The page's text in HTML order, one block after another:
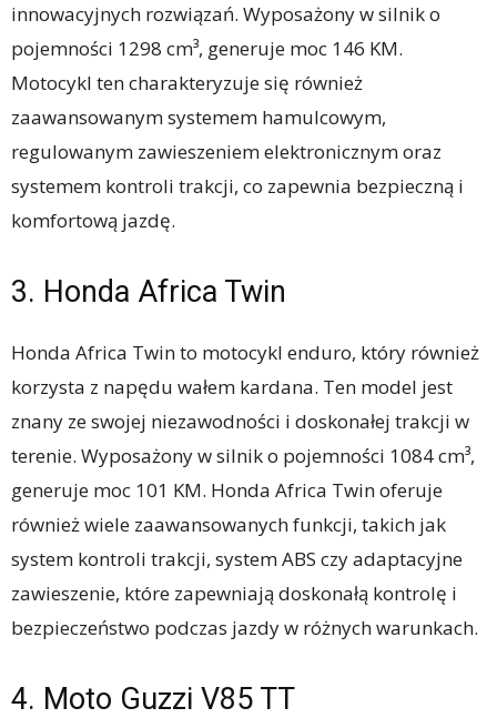
innowacyjnych rozwiązań. Wyposażony w silnik o
pojemności 1298 cm³, generuje moc 146 KM.
Motocykl ten charakteryzuje się również
zaawansowanym systemem hamulcowym,
regulowanym zawieszeniem elektronicznym oraz
systemem kontroli trakcji, co zapewnia bezpieczną i
komfortową jazdę.
3. Honda Africa Twin
Honda Africa Twin to motocykl enduro, który również
korzysta z napędu wałem kardana. Ten model jest
znany ze swojej niezawodności i doskonałej trakcji w
terenie. Wyposażony w silnik o pojemności 1084 cm³,
generuje moc 101 KM. Honda Africa Twin oferuje
również wiele zaawansowanych funkcji, takich jak
system kontroli trakcji, system ABS czy adaptacyjne
zawieszenie, które zapewniają doskonałą kontrolę i
bezpieczeństwo podczas jazdy w różnych warunkach.
4. Moto Guzzi V85 TT